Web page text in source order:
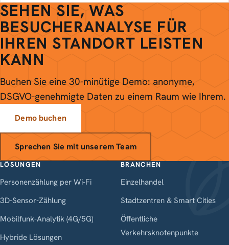
SEHEN SIE, WAS
BESUCHERANALYSE FÜR
IHREN STANDORT LEISTEN
KANN
Buchen Sie eine 30-minütige Demo: anonyme,
DSGVO-genehmigte Daten zu einem Raum wie Ihrem.
Demo buchen
Sprechen Sie mit unserem Team
LÖSUNGEN
Personenzählung per Wi-Fi
3D-Sensor-Zählung
Mobilfunk-Analytik (4G/5G)
Hybride Lösungen
BRANCHEN
Einzelhandel
Stadtzentren & Smart Cities
Öffentliche
Verkehrsknotenpunkte